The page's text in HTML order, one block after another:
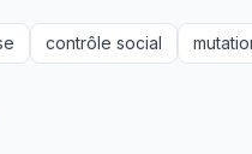
contrôle social